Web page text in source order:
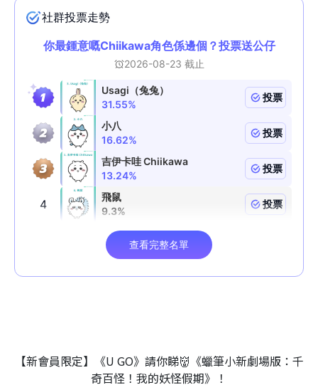
【新會員限定】《U GO》請你睇👹《蠟筆小新劇場版：千
奇百怪！我的妖怪假期》！